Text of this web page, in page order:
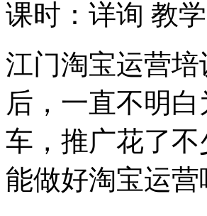
课时：详询 教
江门淘宝运营
后，一直不明
车，推广花了
能做好淘宝运营